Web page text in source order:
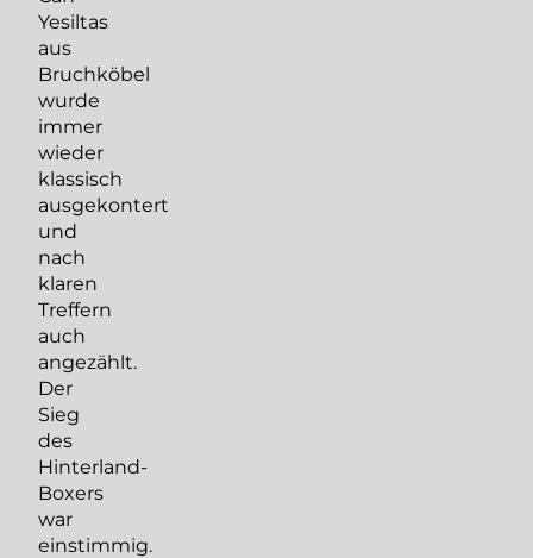
Yesiltas
aus
Bruchköbel
wurde
immer
wieder
klassisch
ausgekontert
und
nach
klaren
Treffern
auch
angezählt.
Der
Sieg
des
Hinterland-
Boxers
war
einstimmig.